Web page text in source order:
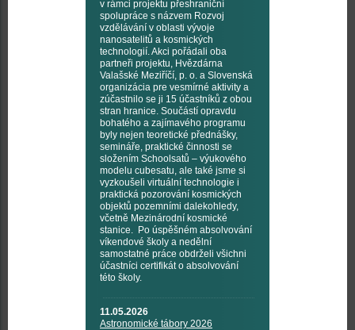
v rámci projektu přeshraniční
spolupráce s názvem Rozvoj
vzdělávání v oblasti vývoje
nanosatelitů a kosmických
technologií. Akci pořádali oba
partneři projektu, Hvězdárna
Valašské Meziříčí, p. o. a Slovenská
organizácia pre vesmírné aktivity a
zúčastnilo se ji 15 účastníků z obou
stran hranice. Součástí opravdu
bohatého a zajímavého programu
byly nejen teoretické přednášky,
semináře, praktické činnosti se
složením Schoolsatů – výukového
modelu cubesatu, ale také jsme si
vyzkoušeli virtuální technologie i
praktická pozorování kosmických
objektů pozemními dalekohledy,
včetně Mezinárodní kosmické
stanice. Po úspěšném absolvování
víkendové školy a nedělní
samostatné práce obdrželi všichni
účastníci certifikát o absolvování
této školy.
11.05.2026
Astronomické tábory 2026